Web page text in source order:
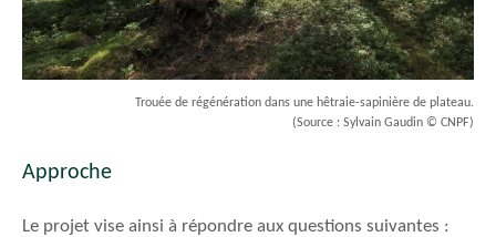
Trouée de régénération dans une hêtraie-sapinière de plateau.
(Source : Sylvain Gaudin © CNPF)
Approche
Le projet vise ainsi à répondre aux questions suivantes :